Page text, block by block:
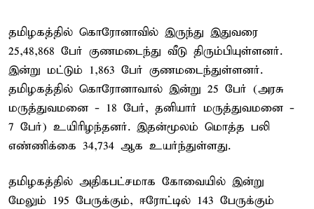
தமிழகத்தில் கொரோனாவில் இருந்து இதுவரை
25,48,868 பேர் குணமடைந்து வீடு திரும்பியுள்ளனர்.
இன்று மட்டும் 1,863 பேர் குணமடைந்துள்ளனர்.
தமிழகத்தில் கொரோனாவால் இன்று 25 பேர் (அரசு
மருத்துவமனை - 18 பேர், தனியார் மருத்துவமனை -
7 பேர்) உயிரிழந்தனர். இதன்மூலம் மொத்த பலி
எண்ணிக்கை 34,734 ஆக உயர்ந்துள்ளது.
தமிழகத்தில் அதிகபட்சமாக கோவையில் இன்று
மேலும் 195 பேருக்கும், ஈரோட்டில் 143 பேருக்கும்